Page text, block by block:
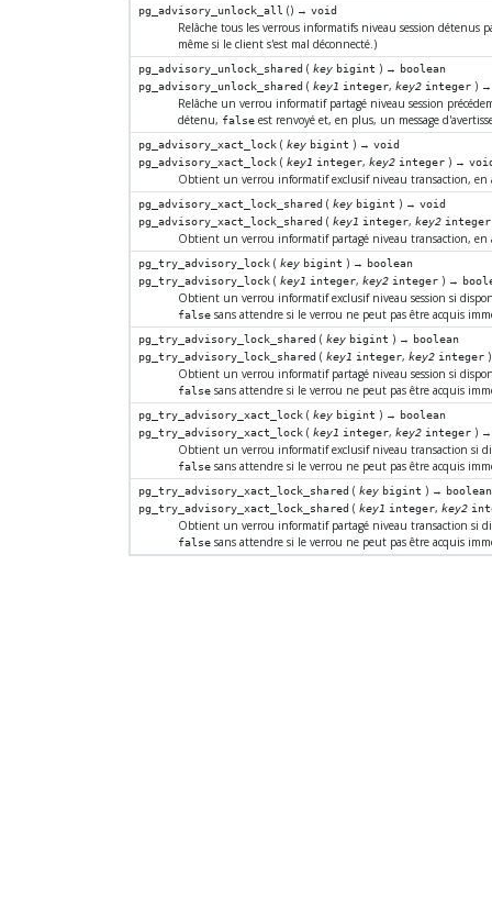
pg_advisory_unlock_all () →void
Relâche tous les verrous informatifs niveau session détenus
même si le client s'est mal déconnecté.)
pg_advisory_unlock_shared (key bigint ) → boolean
pg_advisory_unlock_shared (key1 integer,key2 integer )
Relâche un verrou informatif partagé niveau session
détenu, falseest renvoyé et, en plus, un message
pg_advisory_xact_lock (key bigint ) →void
pg_advisory_xact_lock (key1 integer,key2 integer ) →
Obtient un verrou informatif exclusif niveau transaction, en
pg_advisory_xact_lock_shared (key bigint ) →void
pg_advisory_xact_lock_shared (key1 integer,key2 integer
Obtient un verrou informatif partagé niveau transaction, en
pg_try_advisory_lock (key bigint ) → boolean
pg_try_advisory_lock (key1 integer,key2 integer ) →
Obtient un verrou informatif exclusif niveau session si
falsesans attendre si le verrou ne peut pas être acquis
pg_try_advisory_lock_shared (key bigint ) → boolean
pg_try_advisory_lock_shared (key1 integer,key2 integer
Obtient un verrou informatif partagé niveau session si
falsesans attendre si le verrou ne peut pas être acquis
pg_try_advisory_xact_lock (key bigint ) → boolean
pg_try_advisory_xact_lock (key1 integer,key2 integer )
Obtient un verrou informatif exclusif niveau transaction si
falsesans attendre si le verrou ne peut pas être acquis
pg_try_advisory_xact_lock_shared (key bigint ) → boolean
pg_try_advisory_xact_lock_shared (key1 integer,key2
Obtient un verrou informatif partagé niveau transaction si
falsesans attendre si le verrou ne peut pas être acquis